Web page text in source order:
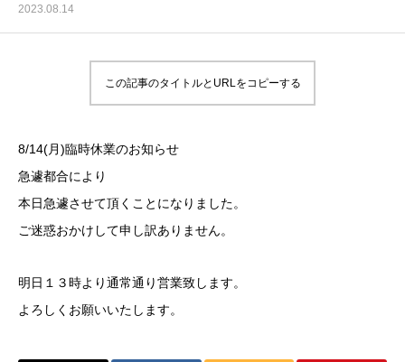
2023.08.14
この記事のタイトルとURLをコピーする
8/14(月)臨時休業のお知らせ
急遽都合により
本日急遽させて頂くことになりました。
ご迷惑おかけして申し訳ありません。
明日１３時より通常通り営業致します。
よろしくお願いいたします。